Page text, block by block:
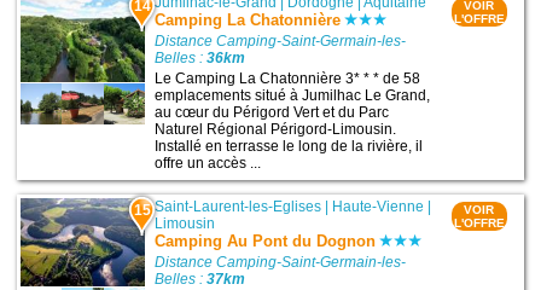
14
Camping La Chatonnière
Distance Camping-Saint-Germain-les-
Belles :36km
Le Camping La Chatonnière 3* * * de 58
emplacements situé à Jumilhac Le Grand,
au cœur du Périgord Vert et du Parc
Naturel Régional Périgord-Limousin.
Installé en terrasse le long de la rivière, il
offre un accès ...
VOIR
L'OFFRE
15 Saint-Laurent-les-Eglises Haute-Vienne
Limousin
Camping Au Pont du Dognon
Distance Camping-Saint-Germain-les-
Belles :37km
VOIR
L'OFFRE